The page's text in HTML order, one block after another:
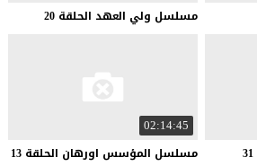
مسلسل ولي العهد الحلقة 20
31
02:14:45
مسلسل المؤسس اورهان الحلقة 13